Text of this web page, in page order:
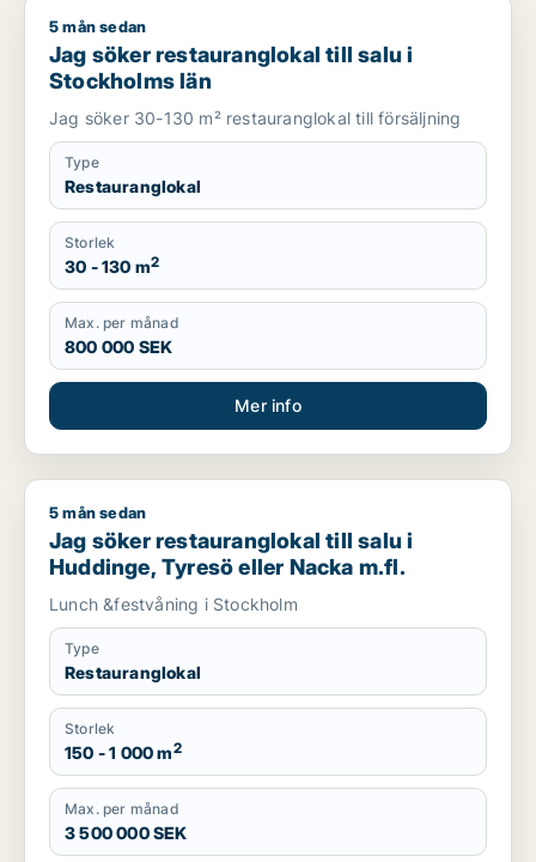
Jag söker restauranglokal till salu i Stockholms län
5 mån sedan
Jag söker restauranglokal till salu i
Stockholms län
Jag söker 30-130 m² restauranglokal till försäljning
Type
Restauranglokal
Storlek
30 - 130 m2
Max. per månad
800 000 SEK
Mer info
Jag söker restauranglokal till salu i Huddinge, Tyresö eller
5 mån sedan
Jag söker restauranglokal till salu i
Huddinge, Tyresö eller Nacka m.fl.
Lunch &festvåning i Stockholm
Type
Restauranglokal
Storlek
150 - 1 000 m2
Max. per månad
3 500 000 SEK